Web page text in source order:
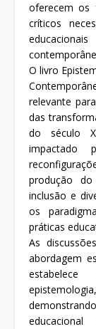
oferecem os
críticos
O livro
relevante
das
do século
impactado
produção
inclusão e
os
práticas
As
abordagem